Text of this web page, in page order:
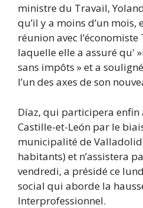
ministre du Travail,
qu’il y a moins d’un mois,
réunion avec
laquelle elle a assuré qu'
sans impôts » et a
l’un des axes de son
Díaz, qui participera enfin
Castille-et-León par le
municipalité de
habitants) et n’assistera
vendredi, a présidé ce
social qui aborde la
Interprofessionnel.